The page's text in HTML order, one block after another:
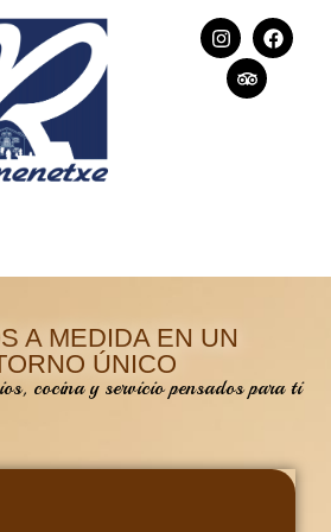
A MEDIDA EN UN
ÚNICO
cocina y servicio pensados para ti